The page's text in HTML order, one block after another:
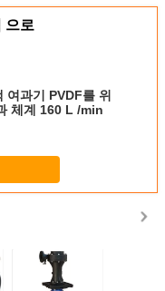
으로
여과기 PVDF를 위
체계 160 L /min